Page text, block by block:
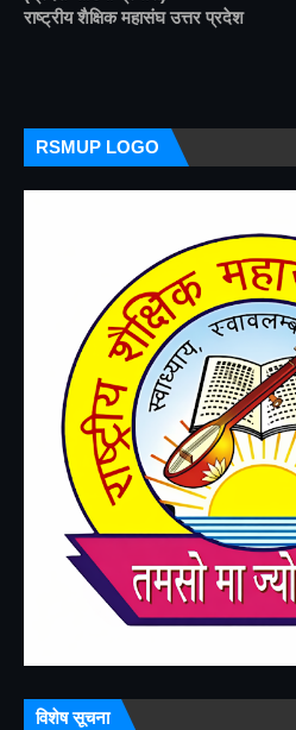
राष्ट्रीय शैक्षिक महासंघ उत्तर प्रदेश
RSMUP LOGO
विशेष सूचना